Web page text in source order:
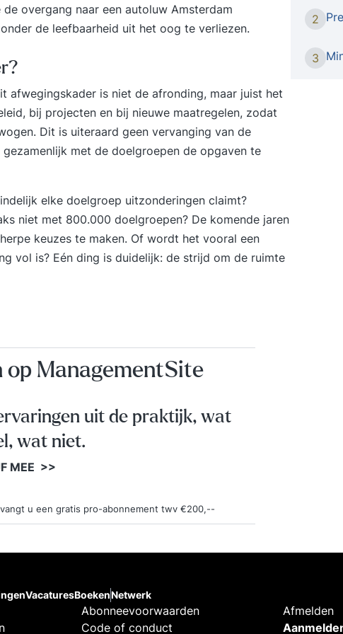
overgang naar een autoluw Amsterdam
de leefbaarheid uit het oog te verliezen.
afwegingskader is niet de afronding, maar juist het
bij projecten en bij nieuwe maatregelen, zodat
Dit is uiteraard geen vervanging van de
met de doelgroepen de opgaven te
elke doelgroep uitzonderingen claimt?
niet met 800.000 doelgroepen? De komende jaren
keuzes te maken. Of wordt het vooral een
vol is? Eén ding is duidelijk: de strijd om de ruimte
(M.
2
3
ManagementSite
uit de praktijk, wat
wat niet.
MEE >>
u een gratis pro-abonnement twv €200,--
VacaturesBoekenNetwerk
Abonneevoorwaarden
Code of conduct
Afmelden